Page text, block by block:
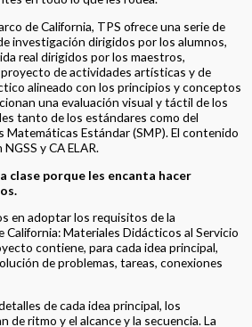
de California, TPS ofrece una serie de
investigación dirigidos por los alumnos,
real dirigidos por los maestros,
de actividades artísticas y de
alineado con los principios y conceptos
una evaluación visual y táctil de los
tanto de los estándares como del
Estándar (SMP). El contenido
y CA ELAR.
clase porque les encanta hacer
en adoptar los requisitos de la
California: Materiales Didácticos al Servicio
contiene, para cada idea principal,
de problemas, tareas, conexiones
de cada idea principal, los
de ritmo y el alcance y la secuencia. La